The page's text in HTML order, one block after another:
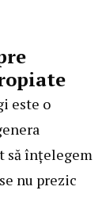
este o
să înțelegem
nu prezic